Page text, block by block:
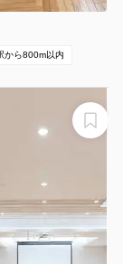
から800m以内
【表参
) あり！